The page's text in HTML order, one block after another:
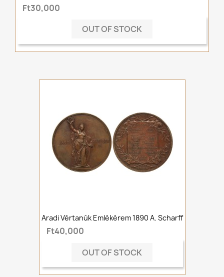
Ft30,000
OUT OF STOCK
Aradi Vértanúk Emlékérem 1890 A. Scharff
Ft40,000
OUT OF STOCK